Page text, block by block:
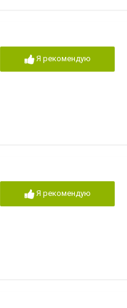
Я рекомендую
Я рекомендую